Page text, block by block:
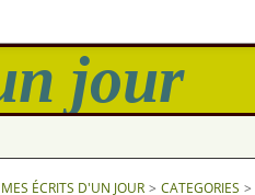
MES ÉCRITS D'UN JOUR > CATEGORIES >